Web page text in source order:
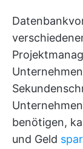
benötigen,
und Geld